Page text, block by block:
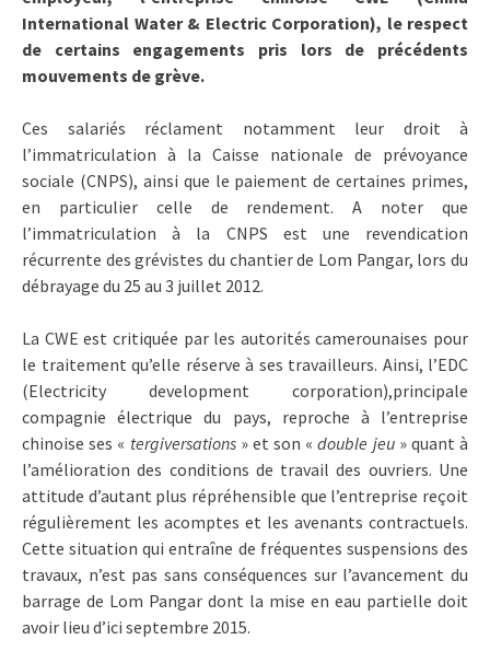
International Water & Electric Corporation), le respect
de certains engagements pris lors de précédents
mouvements de grève.
Ces salariés réclament notamment leur droit à
l’immatriculation à la Caisse nationale de prévoyance
sociale (CNPS), ainsi que le paiement de certaines primes,
en particulier celle de rendement. A noter que
l’immatriculation à la CNPS est une revendication
récurrente des grévistes du chantier de Lom Pangar, lors du
débrayage du 25 au 3 juillet 2012.
La CWE est critiquée par les autorités camerounaises pour
le traitement qu’elle réserve à ses travailleurs. Ainsi, l’EDC
(Electricity development corporation),principale
compagnie électrique du pays, reproche à l’entreprise
chinoise ses « tergiversations» et son «double jeu» quant à
l’amélioration des conditions de travail des ouvriers. Une
attitude d’autant plus répréhensible que l’entreprise reçoit
régulièrement les acomptes et les avenants contractuels.
Cette situation qui entraîne de fréquentes suspensions des
travaux, n’est pas sans conséquences sur l’avancement du
barrage de Lom Pangar dont la mise en eau partielle doit
avoir lieu d’ici septembre 2015.